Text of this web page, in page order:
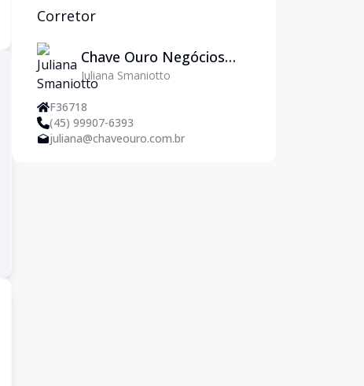
Corretor
Chave Ouro Negócios
Imobiliários
Juliana Smaniotto
F36718
(45) 99907-6393
juliana@chaveouro.com.br